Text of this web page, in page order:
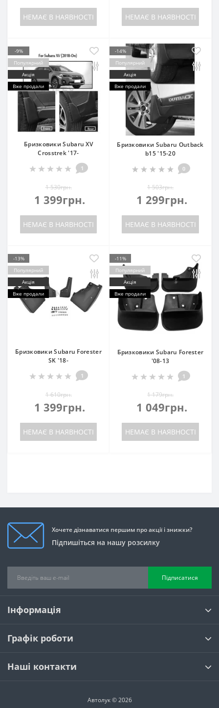
НЕМАЄ В НАЯВНОСТІ НЕМАЄ В НАЯВНОСТІ
-9%
Популярний
Акція
Вже продали
Бризковики Subaru XV
Crosstrek '17-
1
1 530грн.
1 399грн.
НЕМАЄ В НАЯВНОСТІ
-14%
Популярний
Акція
Вже продали
Бризковики Subaru Outback
b15 '15-20
0
1 503грн.
1 299грн.
НЕМАЄ В НАЯВНОСТІ
-13%
Популярний
Акція
Вже продали
Бризковики Subaru Forester
SK '18-
1
1 610грн.
1 399грн.
НЕМАЄ В НАЯВНОСТІ
-11%
Популярний
Акція
Вже продали
Бризковики Subaru Forester
'08-13
1
1 179грн.
1 049грн.
НЕМАЄ В НАЯВНОСТІ
Хочете дізнаватися першим про акції і знижки?
Підпишіться на нашу розсилку
Підписатися
Інформація
Графік роботи
Наші контакти
Автолук © 2026